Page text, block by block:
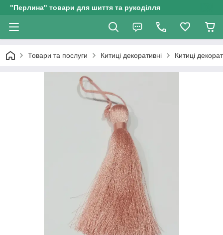
"Перлина" товари для шиття та рукоділля
Товари та послуги Китиці декоративні Китиці